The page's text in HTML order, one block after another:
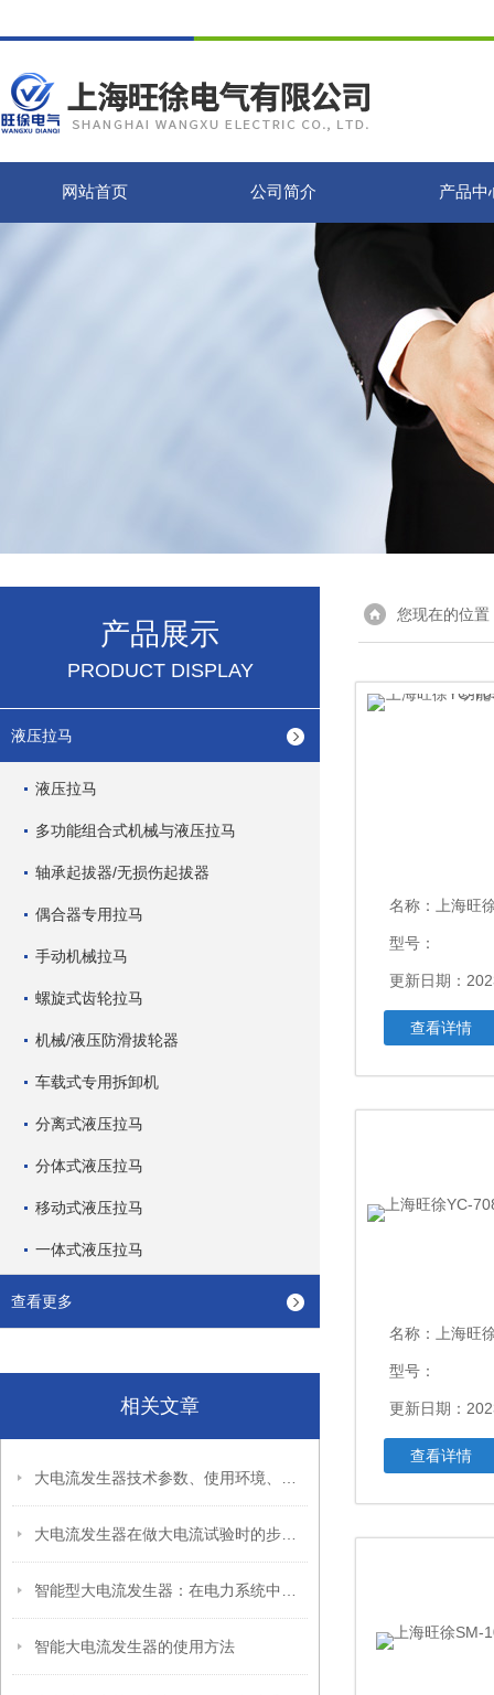
网站首页 公司简介 产品中
产品展示
PRODUCT DISPLAY
液压拉马
液压拉马
多功能组合式机械与液压拉马
轴承起拔器/无损伤起拔器
偶合器专用拉马
手动机械拉马
螺旋式齿轮拉马
机械/液压防滑拔轮器
车载式专用拆卸机
分离式液压拉马
分体式液压拉马
移动式液压拉马
一体式液压拉马
查看更多
相关文章
智能大电流发生器的使用方法
您现在的位置
名称： 上海旺徐YC-
型号：
更新日期：
查看详情
名称： 上海旺徐
型号：
更新日期：
查看详情